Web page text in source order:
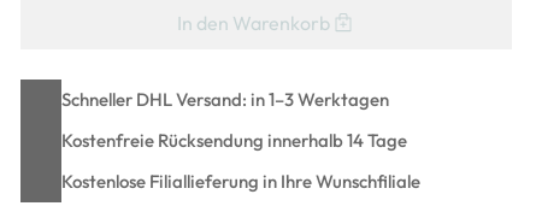
In den Warenkorb
Schneller DHL Versand: in 1–3 Werktagen
Kostenfreie Rücksendung innerhalb 14 Tage
Kostenlose Filiallieferung in Ihre Wunschfiliale